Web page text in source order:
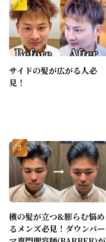
サイドの髪が広がる人必
見！
横の髪が立つ&膨らむ悩め
るメンズ必見！ダウンパー